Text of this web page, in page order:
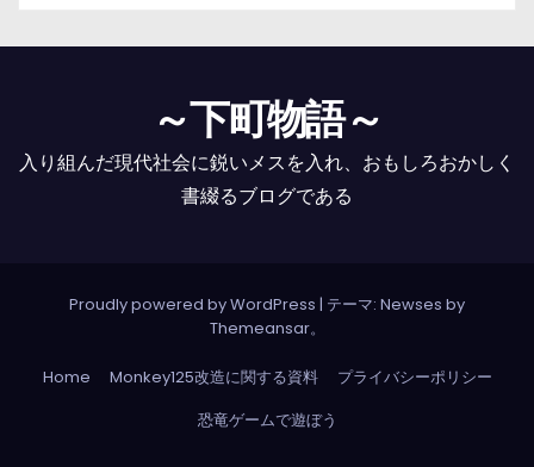
～下町物語～
入り組んだ現代社会に鋭いメスを入れ、おもしろおかしく
書綴るブログである
Proudly powered by WordPress | テーマ: Newses by
Themeansar。
Home Monkey125改造に関する資料
プライバシーポリシー
恐竜ゲームで遊ぼう